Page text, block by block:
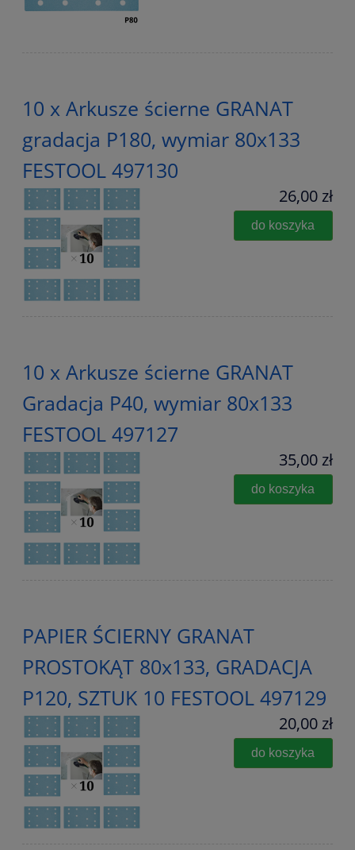
10 x Arkusze ścierne GRANAT
gradacja P180, wymiar 80x133
FESTOOL 497130
26,00 zł
do koszyka
10 x Arkusze ścierne GRANAT
Gradacja P40, wymiar 80x133
FESTOOL 497127
35,00 zł
do koszyka
PAPIER ŚCIERNY GRANAT
PROSTOKĄT 80x133, GRADACJA
P120, SZTUK 10 FESTOOL 497129
20,00 zł
do koszyka